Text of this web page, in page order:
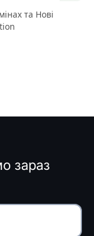
та Нові
зараз